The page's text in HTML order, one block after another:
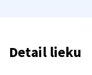
Detail lieku